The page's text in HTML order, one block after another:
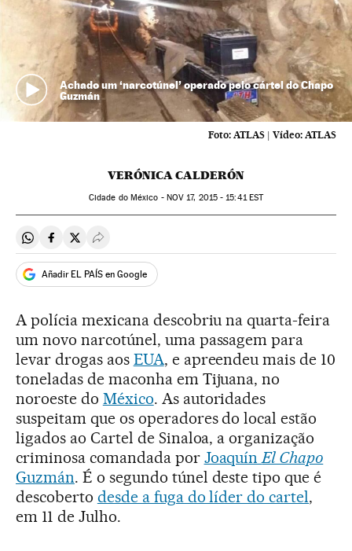
Achado um ‘narcotúnel’ operado pelo cártel do Chapo
Guzmán
Foto: ATLAS | Vídeo: ATLAS
VERÓNICA CALDERÓN
Cidade do México - NOV 17, 2015 - 15:41EST
Compartir en Whatsapp
Compartir en Facebook
Compartir en Twitter
Desplegar Redes Sociales
Añadir EL PAÍS en Google
A polícia mexicana descobriu na quarta-feira
um novo narcotúnel, uma passagem para
levar drogas aos EUA, e apreendeu mais de 10
toneladas de maconha em Tijuana, no
noroeste do México. As autoridades
suspeitam que os operadores do local estão
ligados ao Cartel de Sinaloa, a organização
criminosa comandada por JoaquínEl Chapo
Guzmán. É o segundo túnel deste tipo que é
descoberto desde a fuga do líder do cartel,
em 11 de Julho.